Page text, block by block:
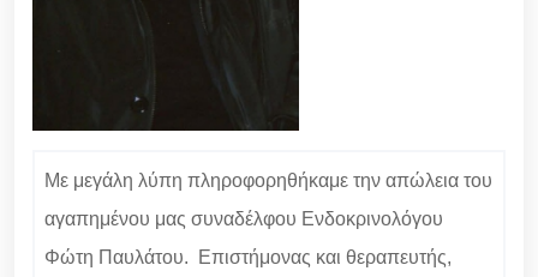
Με μεγάλη λύπη πληροφορηθήκαμε την απώλεια του
αγαπημένου μας συναδέλφου Ενδοκρινολόγου
Φώτη Παυλάτου. Επιστήμονας και θεραπευτής,